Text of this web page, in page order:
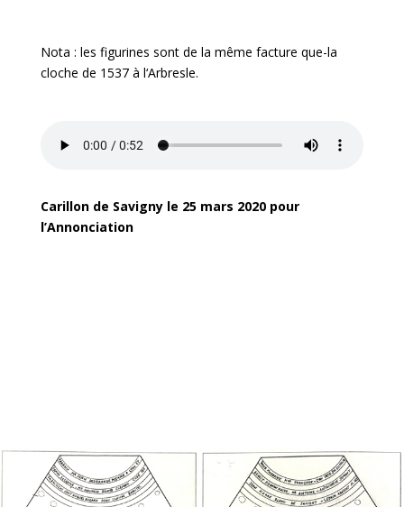
Nota : les figurines sont de la même facture que-la
cloche de 1537 à l‘Arbresle.
Carillon de Savigny le 25 mars 2020 pour
l’Annonciation